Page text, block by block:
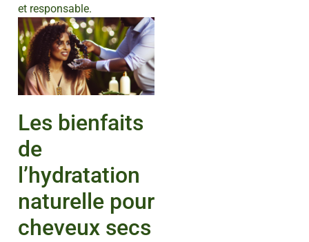
et responsable.
Les bienfaits
de
l’hydratation
naturelle pour
cheveux secs